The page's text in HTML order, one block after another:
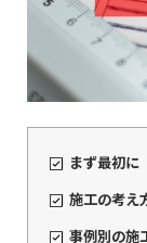
まず最初に
施工の考え
事例別の施